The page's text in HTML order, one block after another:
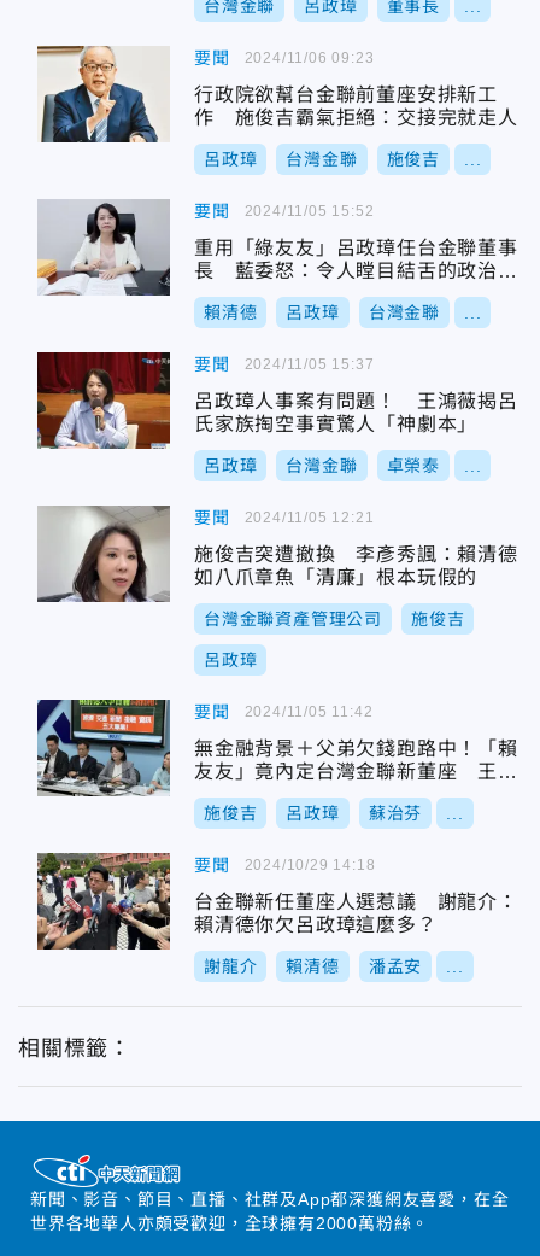
台灣金聯 呂政璋 董事長
要聞
行政院欲幫台金聯前董座安排新工
作 施俊吉霸氣拒絕：交接完就走人
呂政璋 台灣金聯 施俊吉
2024/11/06 09:23
要聞
重用「綠友友」呂政璋任台金聯董事
長 藍委怒：令人瞠目結舌的政治酬
庸
賴清德 呂政璋 台灣金聯
2024/11/05 15:52
要聞
呂政璋人事案有問題！ 王鴻薇揭呂
氏家族掏空事實驚人「神劇本」
呂政璋 台灣金聯 卓榮泰
2024/11/05 15:37
要聞
施俊吉突遭撤換 李彥秀諷：賴清德
如八爪章魚「清廉」根本玩假的
台灣金聯資產管理公司 施俊吉
呂政璋
2024/11/05 12:21
要聞
無金融背景＋父弟欠錢跑路中！「賴
友友」竟內定台灣金聯新董座 王鴻
薇氣炸開轟賴清德
施俊吉 呂政璋 蘇治芬
2024/11/05 11:42
要聞
台金聯新任董座人選惹議 謝龍介：
賴清德你欠呂政璋這麼多？
謝龍介 賴清德 潘孟安
2024/10/29 14:18
相關標籤：
新聞、影音、節目、直播、社群及App都深獲網友喜愛，在全
世界各地華人亦頗受歡迎，全球擁有2000萬粉絲。